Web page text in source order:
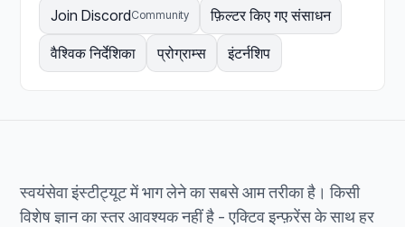
Join DiscordCommunity फ़िल्टर किए गए संसाधन
वैश्विक निर्देशिका प्रोग्राम्स इंटर्नशिप
स्वयंसेवा इंस्टीट्यूट में भाग लेने का सबसे आम तरीका है। किसी
विशेष ज्ञान का स्तर आवश्यक नहीं है - एक्टिव इन्फ़रेंस के साथ हर